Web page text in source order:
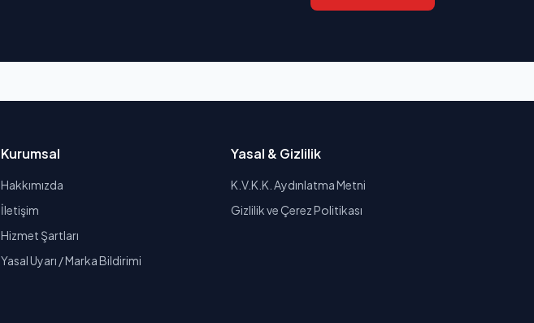
Kurumsal
Hakkımızda
İletişim
Hizmet Şartları
Yasal Uyarı / Marka Bildirimi
Yasal & Gizlilik
K.V.K.K. Aydınlatma Metni
Gizlilik ve Çerez Politikası